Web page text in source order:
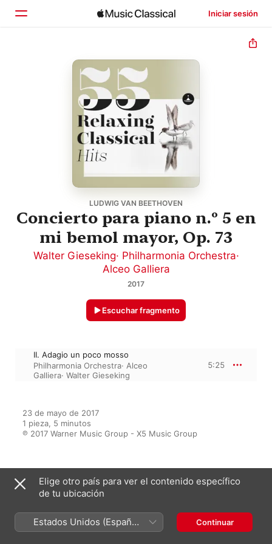
Iniciar sesión
LUDWIG VAN BEETHOVEN
Concierto para piano n.º 5 en
mi bemol mayor, Op. 73
Walter Gieseking· Philharmonia Orchestra·
Alceo Galliera
2017
Escuchar fragmento
II. Adagio un poco mosso
Philharmonia Orchestra· Alceo
Galliera· Walter Gieseking
5:25
23 de mayo de 2017
1 pieza, 5 minutos
℗ 2017 Warner Music Group - X5 Music Group
Del álbum
55 Relaxing Classical Hits
Elige otro país para ver el contenido específico
de tu ubicación
Estados Unidos (Español
México)
Continuar